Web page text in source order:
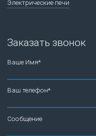
Электрические печи
Заказать звонок
Ваше Имя*
Ваш телефон*
Сообщение